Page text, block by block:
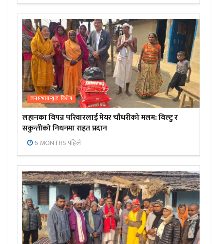
जनप्रभाबन्युज विशेष
लहानका विपन्न परिवारलाई मेयर चौधरीको मलम: विल्टु र
सकुन्तीको निधनमा राहत प्रदान
6 MONTHS पहिले